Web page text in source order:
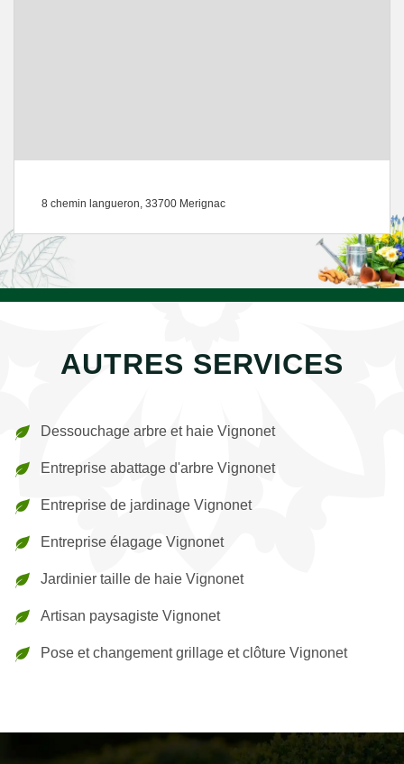
8 chemin langueron, 33700 Merignac
AUTRES SERVICES
Dessouchage arbre et haie Vignonet
Entreprise abattage d'arbre Vignonet
Entreprise de jardinage Vignonet
Entreprise élagage Vignonet
Jardinier taille de haie Vignonet
Artisan paysagiste Vignonet
Pose et changement grillage et clôture Vignonet